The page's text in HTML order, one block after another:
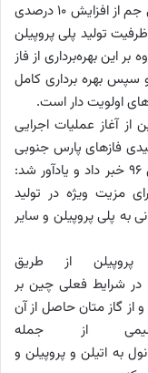
حسین میرافضلی، مدیرعامل شرکت پتروشیمی جم از افزایش 10 درصدی
و افزایش 20 درصدی ظرفیت تولید پلی پروپیلن
بر این بهره‌برداری از فاز
سپس بهره برداری کامل
.
آغاز عملیات اجرایی
فازهای پارس جنوبی
به پروپیلن و سپس پلی پروپیلن در ادامه سال 96 خبر داد و یادآور شد:
مزیت ویژه در تولید
به پلی پروپیلن و سایر
از طریق
در شرایط فعلی چین بر
گاز متان حاصل از آن
از جمله
به اتیلن و پروپیلن و